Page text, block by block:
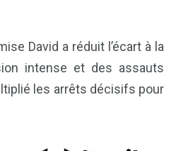
David a réduit l’écart à la
intense et des assauts
les arrêts décisifs pour
Uncategorized